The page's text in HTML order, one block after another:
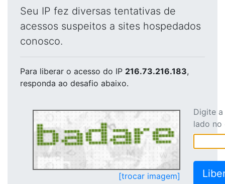
Seu IP fez diversas tentativas de
acessos suspeitos a sites hospedados
conosco.
Para liberar o acesso do IP 216.73.216.183,
responda ao desafio abaixo.
[trocar imagem]
Digite
lado no